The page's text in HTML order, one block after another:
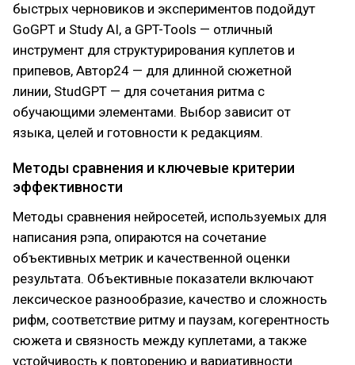
быстрых черновиков и экспериментов подойдут
GoGPT и Study AI, а GPT-Tools — отличный
инструмент для структурирования куплетов и
припевов, Автор24 — для длинной сюжетной
линии, StudGPT — для сочетания ритма с
обучающими элементами. Выбор зависит от
языка, целей и готовности к редакциям.
Методы сравнения и ключевые критерии
эффективности
Методы сравнения нейросетей, используемых для
написания рэпа, опираются на сочетание
объективных метрик и качественной оценки
результата. Объективные показатели включают
лексическое разнообразие, качество и сложность
рифм, соответствие ритму и паузам, когерентность
сюжета и связность между куплетами, а также
устойчивость к повторению и вариативности